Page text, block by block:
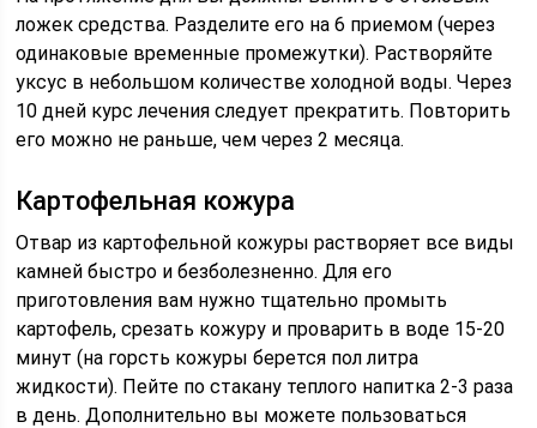
ложек средства. Разделите его на 6 приемом (через
одинаковые временные промежутки). Растворяйте
уксус в небольшом количестве холодной воды. Через
10 дней курс лечения следует прекратить. Повторить
его можно не раньше, чем через 2 месяца.
Картофельная кожура
Отвар из картофельной кожуры растворяет все виды
камней быстро и безболезненно. Для его
приготовления вам нужно тщательно промыть
картофель, срезать кожуру и проварить в воде 15-20
минут (на горсть кожуры берется пол литра
жидкости). Пейте по стакану теплого напитка 2-3 раза
в день. Дополнительно вы можете пользоваться